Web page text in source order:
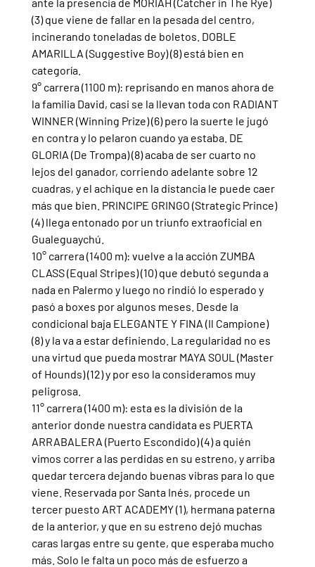
(3) que viene de fallar en la pesada del centro,
incinerando toneladas de boletos. DOBLE
AMARILLA (Suggestive Boy) (8) está bien en
categoría.
9° carrera (1100 m): reprisando en manos ahora de
la familia David, casi se la llevan toda con RADIANT
WINNER (Winning Prize) (6) pero la suerte le jugó
en contra y lo pelaron cuando ya estaba. DE
GLORIA (De Trompa) (8) acaba de ser cuarto no
lejos del ganador, corriendo adelante sobre 12
cuadras, y el achique en la distancia le puede caer
más que bien. PRINCIPE GRINGO (Strategic Prince)
(4) llega entonado por un triunfo extraoficial en
Gualeguaychú.
10° carrera (1400 m): vuelve a la acción ZUMBA
CLASS (Equal Stripes) (10) que debutó segunda a
nada en Palermo y luego no rindió lo esperado y
pasó a boxes por algunos meses. Desde la
condicional baja ELEGANTE Y FINA (Il Campione)
(8) y la va a estar definiendo. La regularidad no es
una virtud que pueda mostrar MAYA SOUL (Master
of Hounds) (12) y por eso la consideramos muy
peligrosa.
11° carrera (1400 m): esta es la división de la
anterior donde nuestra candidata es PUERTA
ARRABALERA (Puerto Escondido) (4) a quién
vimos correr a las perdidas en su estreno, y arriba
quedar tercera dejando buenas vibras para lo que
viene. Reservada por Santa Inés, procede un
tercer puesto ART ACADEMY (1), hermana paterna
de la anterior, y que en su estreno dejó muchas
caras largas entre su gente, que esperaba mucho
más. Solo le falta un poco más de esfuerzo a